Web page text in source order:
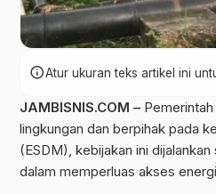
infoAtur ukuran teks artikel ini
JAMBISNIS.COM –
lingkungan dan berpihak pada
(ESDM), kebijakan ini
dalam memperluas akses